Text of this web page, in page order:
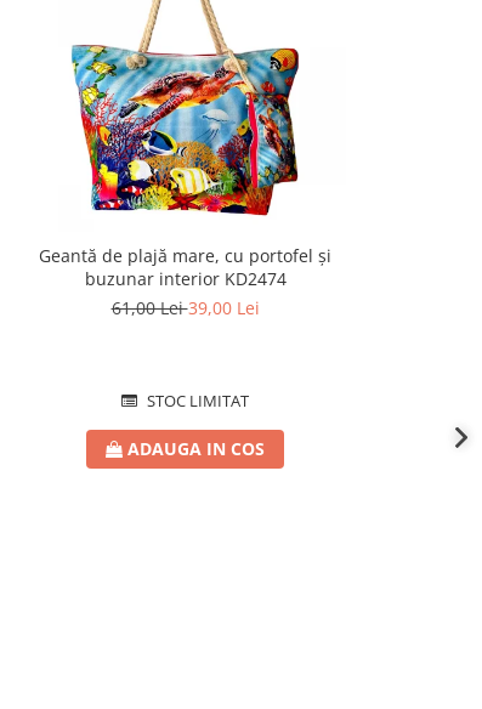
Geantă de plajă mare, cu portofel și
buzunar interior KD2474
61,00 Lei39,00 Lei
STOC LIMITAT
ADAUGA IN COS